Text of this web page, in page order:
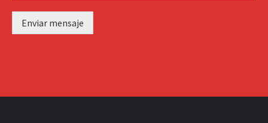
Enviar mensaje